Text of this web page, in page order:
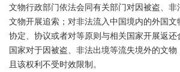
文物行政部门依法会同有关部门对因被盗、非
文物开展追索；对非法流入中国境内的外国文
协定、协议或者对等原则与相关国家开展返还
国家对于因被盗、非法出境等流失境外的文物
且该权利不受时效限制。